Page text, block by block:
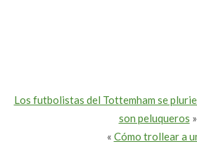
Los futbolistas del Tottemham se
son peluqueros »
« Cómo trollear a